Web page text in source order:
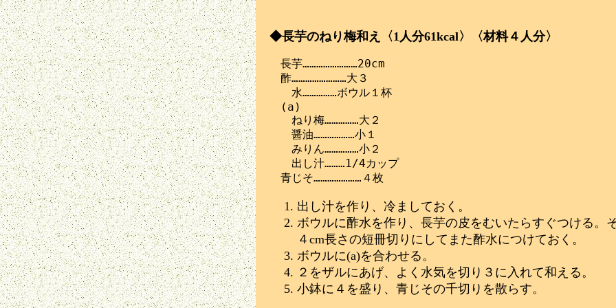
◆長芋のねり梅和え〈1人分61kcal〉〈材料４人分〉
長芋……………………20cm
酢……………………大３
水……………ボウル１杯
(a)
ねり梅……………大２
醤油………………小１
みりん……………小２
出し汁………1/4カップ
出し汁を作り、冷ましておく。
ボウルに酢水を作り、長芋の皮をむいたらすぐつける。
４cm長さの短冊切りにしてまた酢水につけておく。
ボウルに(a)を合わせる。
２をザルにあげ、よく水気を切り３に入れて和える。
小鉢に４を盛り、青じその千切りを散らす。